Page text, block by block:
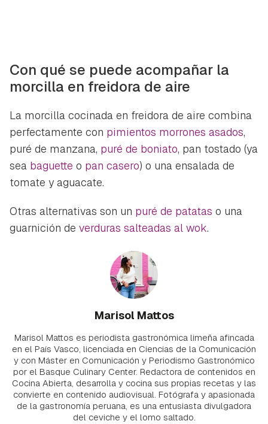
Con qué se puede acompañar la
morcilla en freidora de aire
La morcilla cocinada en freidora de aire combina
perfectamente con pimientos morrones asados,
puré de manzana, puré de boniato, pan tostado (ya
sea baguette o pan casero) o una ensalada de
tomate y aguacate.
Otras alternativas son un puré de patatas o una
guarnición de verduras salteadas al wok.
Marisol Mattos
Marisol Mattos es periodista gastronómica limeña afincada
en el País Vasco, licenciada en Ciencias de la Comunicación
y con Máster en Comunicación y Periodismo Gastronómico
por el Basque Culinary Center. Redactora de contenidos en
Cocina Abierta, desarrolla y cocina sus propias recetas y las
convierte en contenido audiovisual. Fotógrafa y apasionada
de la gastronomía peruana, es una entusiasta divulgadora
del ceviche y el lomo saltado.